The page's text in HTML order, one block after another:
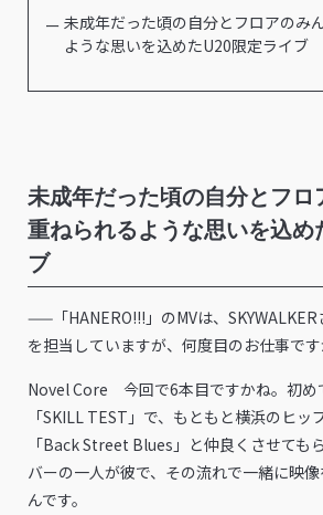
未成年だった頃の自分とフロアのみ
ような思いを込めたU20限定ライブ
未成年だった頃の自分とフロ
重ねられるような思いを込め
ブ
——「HANERO!!!」のMVは、SKYWALKER
を担当していますが、何度目のお仕事です
Novel Core 今回で6本目ですかね。初め
「SKILL TEST」で、もともと横浜のヒッ
「Back Street Blues」と仲良くさせても
バーの一人が彼で、その流れで一緒に映
んです。